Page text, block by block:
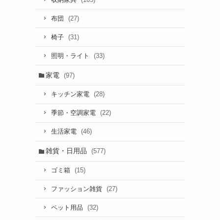
布団 (27)
椅子 (31)
照明・ライト (33)
家電 (97)
キッチン家電 (28)
季節・空調家電 (22)
生活家電 (46)
雑貨・日用品 (577)
ゴミ箱 (15)
ファッション雑貨 (27)
ペット用品 (32)